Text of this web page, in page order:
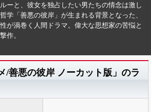
ーと、彼女を独占したい男たちの情念は激し
学「善悪の彼岸」が生まれる背景となった、
が渦巻く人間ドラマ。偉大な思想家の苦悩と
作。
/善悪の彼岸 ノーカット版」のラ